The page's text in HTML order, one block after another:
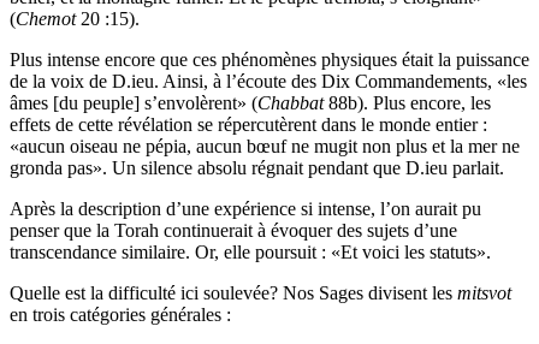
(Chemot20 :15).
Plus intense encore que ces phénomènes physiques était la puissance
de la voix de D.ieu. Ainsi, à l’écoute des Dix Commandements, «les
âmes [du peuple] s’envolèrent» (Chabbat88b). Plus encore, les
effets de cette révélation se répercutèrent dans le monde entier :
«aucun oiseau ne pépia, aucun bœuf ne mugit non plus et la mer ne
gronda pas». Un silence absolu régnait pendant que D.ieu parlait.
Après la description d’une expérience si intense, l’on aurait pu
penser que la Torah continuerait à évoquer des sujets d’une
transcendance similaire. Or, elle poursuit : «Et voici les statuts».
Quelle est la difficulté ici soulevée? Nos Sages divisent les mitsvot
en trois catégories générales :